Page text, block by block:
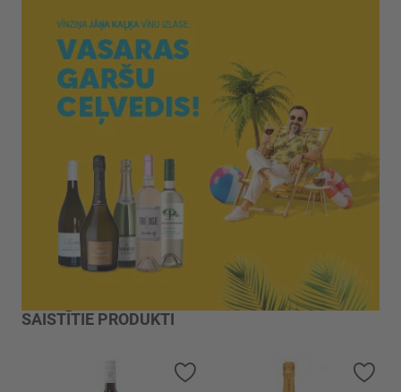
SAISTĪTIE PRODUKTI
Pievienot vēlmju sarakstam